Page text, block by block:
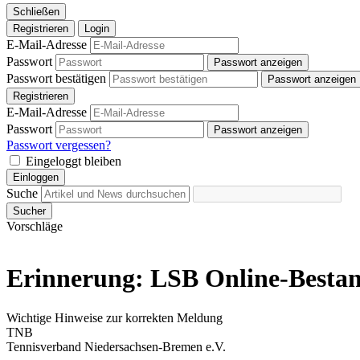
Schließen
Registrieren
Login
E-Mail-Adresse
Passwort
Passwort anzeigen
Passwort bestätigen
Passwort anzeigen
Registrieren
E-Mail-Adresse
Passwort
Passwort anzeigen
Passwort vergessen?
Eingeloggt bleiben
Einloggen
Suche
Sucher
Vorschläge
Erinnerung: LSB Online-
Wichtige Hinweise zur korrekten Meldung
TNB
Tennisverband Niedersachsen-Bremen e.V.